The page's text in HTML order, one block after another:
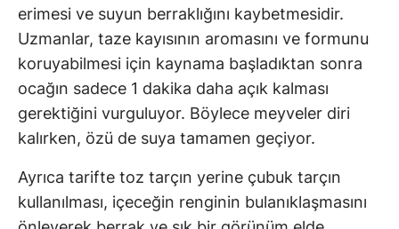
erimesi ve suyun berraklığını kaybetmesidir.
Uzmanlar, taze kayısının aromasını ve formunu
koruyabilmesi için kaynama başladıktan sonra
ocağın sadece 1 dakika daha açık kalması
gerektiğini vurguluyor. Böylece meyveler diri
kalırken, özü de suya tamamen geçiyor.
Ayrıca tarifte toz tarçın yerine çubuk tarçın
kullanılması, içeceğin renginin bulanıklaşmasını